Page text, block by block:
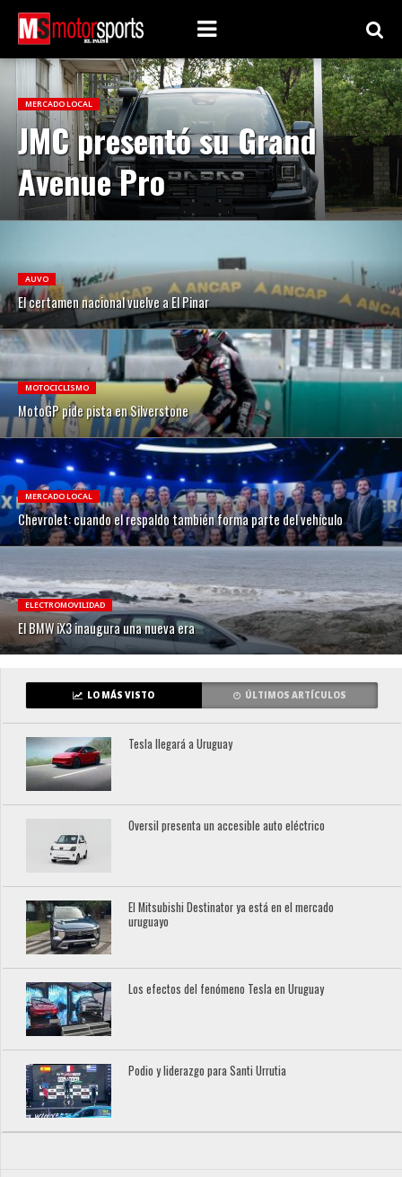
MERCADO LOCAL
JMC presentó su Grand
Avenue Pro
AUVO
El certamen nacional vuelve a El Pinar
MOTOCICLISMO
MotoGP pide pista en Silverstone
MERCADO LOCAL
Chevrolet: cuando el respaldo también forma parte del vehículo
ELECTROMOVILIDAD
El BMW iX3 inaugura una nueva era
LO MÁS VISTO ÚLTIMOS ARTÍCULOS
Tesla llegará a Uruguay
Oversil presenta un accesible auto eléctrico
El Mitsubishi Destinator ya está en el mercado
uruguayo
Los efectos del fenómeno Tesla en Uruguay
Podio y liderazgo para Santi Urrutia